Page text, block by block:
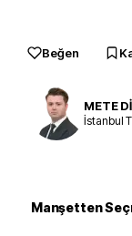
Beğen
METE
İstanbul
Manşetten